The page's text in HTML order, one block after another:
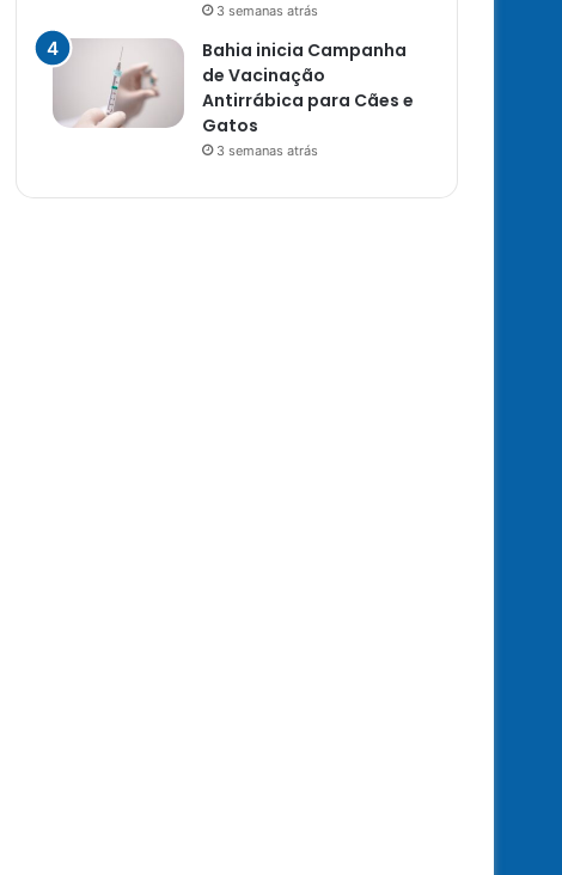
3 semanas atrás
Bahia inicia Campanha
de Vacinação
Antirrábica para Cães e
Gatos
3 semanas atrás